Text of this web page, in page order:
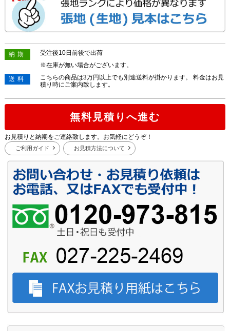
納期
受注後10日前後で出荷
※在庫が無い場合がございます。
送料
こちらの商品は3万円以上でも別途送料が掛かります。 料金はお見
積り時にご案内致します。
無料見積りへ進む
お見積りと納期をご連絡致します。お気軽にどうぞ！
ご利用ガイド お見積方法について